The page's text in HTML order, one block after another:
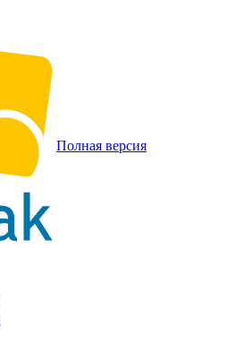
Полная версия